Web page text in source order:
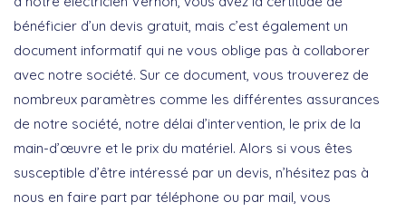
bénéficier d’un devis gratuit, mais c’est également un
document informatif qui ne vous oblige pas à collaborer
avec notre société. Sur ce document, vous trouverez de
nombreux paramètres comme les différentes assurances
de notre société, notre délai d’intervention, le prix de la
main-d’œuvre et le prix du matériel. Alors si vous êtes
susceptible d’être intéressé par un devis, n’hésitez pas à
nous en faire part par téléphone ou par mail, vous